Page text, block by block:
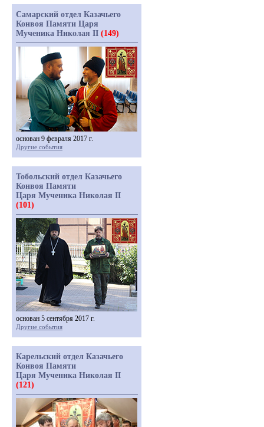
Самарский отдел Казачьего
Конвоя Памяти Царя
Мученика Николая II (149)
основан 9 февраля 2017 г.
Другие события
Тобольский отдел Казачьего
Конвоя Памяти
Царя Мученика Николая II
(101)
основан 5 сентября 2017 г.
Другие события
Карельский отдел Казачьего
Конвоя Памяти
Царя Мученика Николая II
(121)